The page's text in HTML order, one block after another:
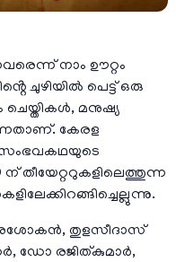
നാം ഊറ്റം
ചുഴിയിൽ പെട്ട് ഒരു
ചെയ്തികൾ, മനുഷ്യ
കേരള
സംഭവകഥയുടെ
ന് തീയേറ്ററുകളിലെത്തുന്ന
തുളസീദാസ്
ഡോ രജിത്കുമാർ,